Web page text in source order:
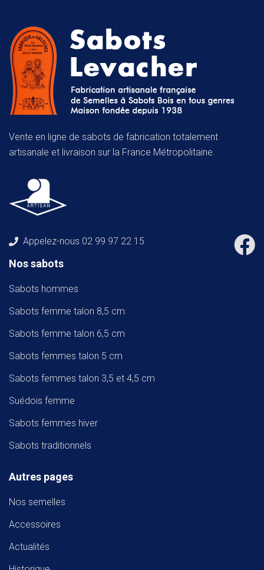
Vente en ligne de sabots de fabrication totalement
artisanale et livraison sur la France Métropolitaine.
Appelez-nous 02 99 97 22 15
Nos sabots
Sabots hommes
Sabots femme talon 8,5 cm
Sabots femme talon 6,5 cm
Sabots femmes talon 5 cm
Sabots femmes talon 3,5 et 4,5 cm
Suédois femme
Sabots femmes hiver
Sabots traditionnels
Autres pages
Nos semelles
Accessoires
Actualités